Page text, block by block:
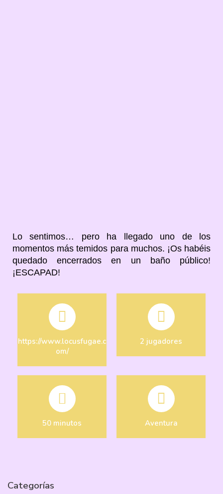
Lo sentimos… pero ha llegado uno de los
momentos más temidos para muchos. ¡Os habéis
quedado encerrados en un baño público!
¡ESCAPAD!
https://www.locusfugae.c
om/
2 jugadores
50 minutos Aventura
Categorías